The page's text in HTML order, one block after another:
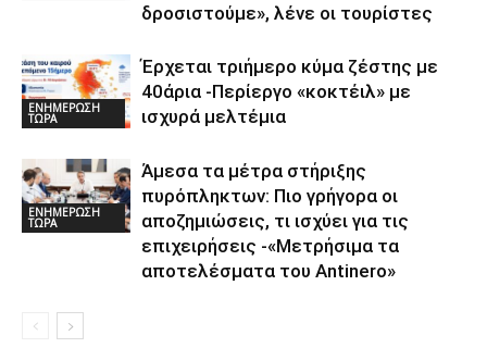
δροσιστούμε», λένε οι τουρίστες
ΕΝΗΜΕΡΩΣΗ
ΤΩΡΑ
Έρχεται τριήμερο κύμα ζέστης με
40άρια -Περίεργο «κοκτέιλ» με
ισχυρά μελτέμια
ΕΝΗΜΕΡΩΣΗ
ΤΩΡΑ
Άμεσα τα μέτρα στήριξης
πυρόπληκτων: Πιο γρήγορα οι
αποζημιώσεις, τι ισχύει για τις
επιχειρήσεις -«Μετρήσιμα τα
αποτελέσματα του Αntinero»